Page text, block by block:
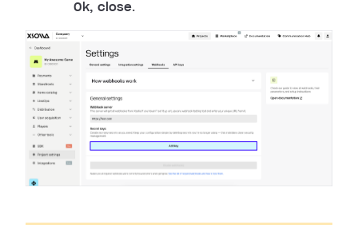
Ok, close.